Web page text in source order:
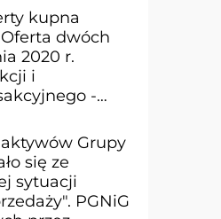
kupna
dwóch
2020 r.
i
-
Grupy
się ze
sytuacji
PGNiG